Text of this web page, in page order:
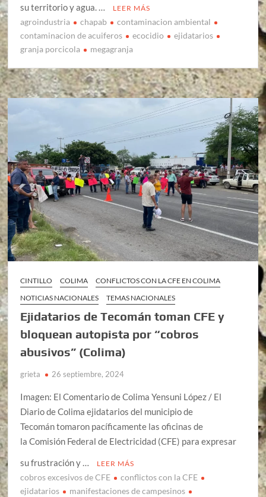
su territorio y agua. …
LEER MÁS
agroindustria chapab
contaminacion ambiental
contaminacion de acuiferos
ecocidio
ejidatarios
granja porcicola
megagranja
CINTILLO COLIMA
CONFLICTOS CON LA CFE EN COLIMA
NOTICIAS NACIONALES
TEMAS NACIONALES
Ejidatarios de Tecomán toman CFE y
bloquean autopista por “cobros
abusivos” (Colima)
grieta 26 septiembre, 2024
Imagen: El Comentario de Colima Yensuni López / El
Diario de Colima ejidatarios del municipio de
Tecomán tomaron pacíficamente las oficinas de
la Comisión Federal de Electricidad (CFE) para expresar
su frustración y …
LEER MÁS
cobros excesivos de CFE
conflictos con la CFE
ejidatarios
manifestaciones de campesinos